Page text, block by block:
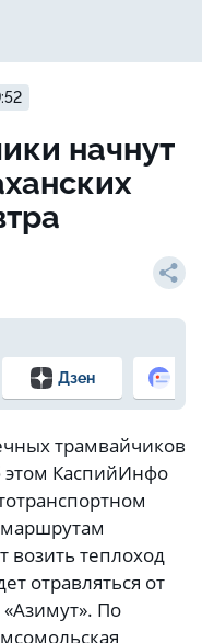
начнут
Дзен
трамвайчиков
этом КаспийИнфо
возить теплоход
отравляться от
По